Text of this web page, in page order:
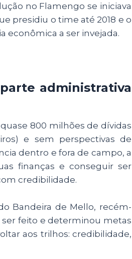
no Flamengo se iniciava
presidiu o time até 2018 e o
econômica a ser invejada.
administrativa
800 milhões de dívidas
e sem perspectivas de
dentro e fora de campo, a
finanças e conseguir ser
credibilidade.
Bandeira de Mello, recém-
feito e determinou metas
aos trilhos: credibilidade,